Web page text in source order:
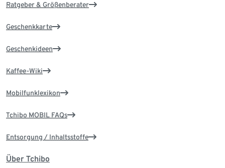
Ratgeber & Größenberater
Geschenkkarte
Geschenkideen
Kaffee-Wiki
Mobilfunklexikon
Tchibo MOBIL FAQs
Entsorgung / Inhaltsstoffe
Über Tchibo